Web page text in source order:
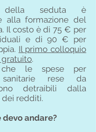
seduta è
alla formazione del
Il costo è di 75 € per
e di 90 € per
Il primo colloquio
gratuito.
le spese per
sanitarie rese da
detraibili dalla
dei redditi.
andare?